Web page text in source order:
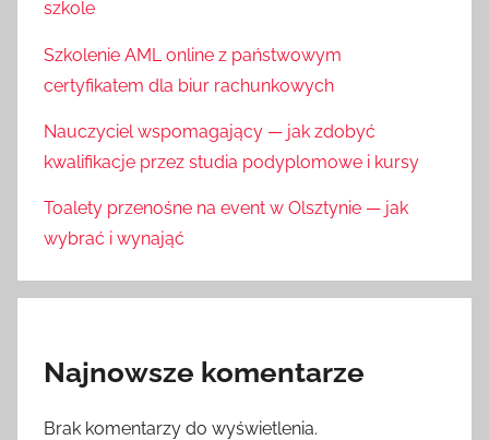
szkole
Szkolenie AML online z państwowym
certyfikatem dla biur rachunkowych
Nauczyciel wspomagający — jak zdobyć
kwalifikacje przez studia podyplomowe i kursy
Toalety przenośne na event w Olsztynie — jak
wybrać i wynająć
Najnowsze komentarze
Brak komentarzy do wyświetlenia.